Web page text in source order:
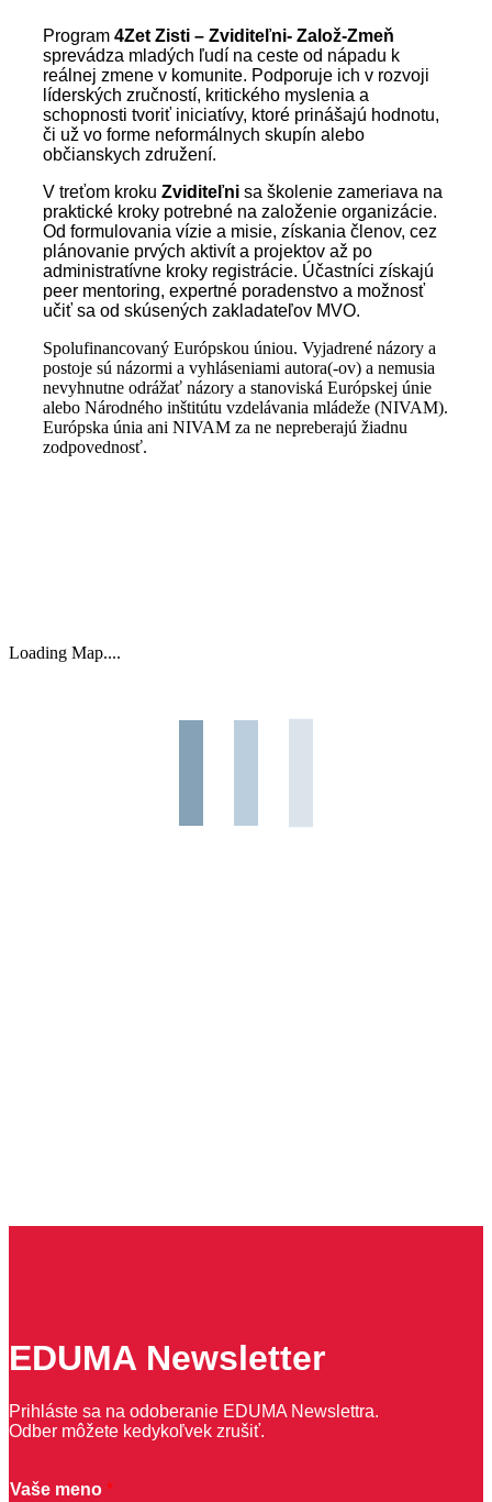
Program 4Zet Zisti – Zviditeľni- Založ-Zmeň
sprevádza mladých ľudí na ceste od nápadu k
reálnej zmene v komunite. Podporuje ich v rozvoji
líderských zručností, kritického myslenia a
schopnosti tvoriť iniciatívy, ktoré prinášajú hodnotu,
či už vo forme neformálnych skupín alebo
občianskych združení.
V treťom kroku Zviditeľni sa školenie zameriava na
praktické kroky potrebné na založenie organizácie.
Od formulovania vízie a misie, získania členov, cez
plánovanie prvých aktivít a projektov až po
administratívne kroky registrácie. Účastníci získajú
peer mentoring, expertné poradenstvo a možnosť
učiť sa od skúsených zakladateľov MVO.
Spolufinancovaný Európskou úniou. Vyjadrené názory a
postoje sú názormi a vyhláseniami autora(-ov) a nemusia
nevyhnutne odrážať názory a stanoviská Európskej únie
alebo Národného inštitútu vzdelávania mládeže (NIVAM).
Európska únia ani NIVAM za ne nepreberajú žiadnu
zodpovednosť.
Loading Map....
EDUMA Newsletter
Prihláste sa na odoberanie EDUMA Newslettra.
Odber môžete kedykoľvek zrušiť.
Vaše meno *